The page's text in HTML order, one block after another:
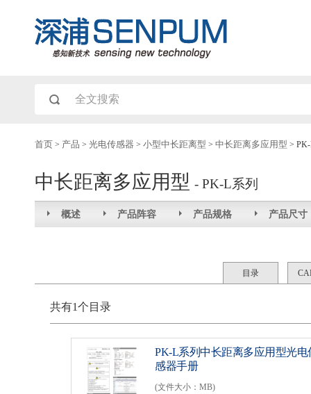
首页 > 产品 > 光电传感器 > 小型中长距离型 > 中长距离多应用型 >
中长距离多应用型 - PK-L系列
概述 产品阵容 产品规格 产品尺寸
目录
共有1个目录
PK-L系列中长距离多应用型光电
感器手册
(文件大小：MB)